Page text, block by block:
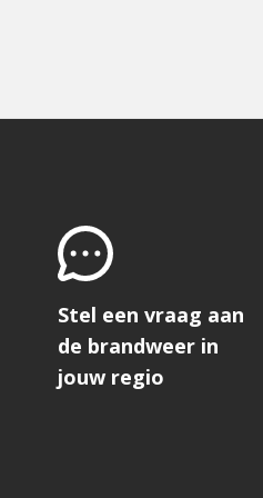
Stel een vraag aan
de brandweer in
jouw regio